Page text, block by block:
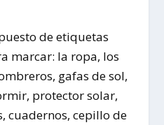
de etiquetas
marcar: la ropa, los
gafas de sol,
protector solar,
cuadernos, cepillo de